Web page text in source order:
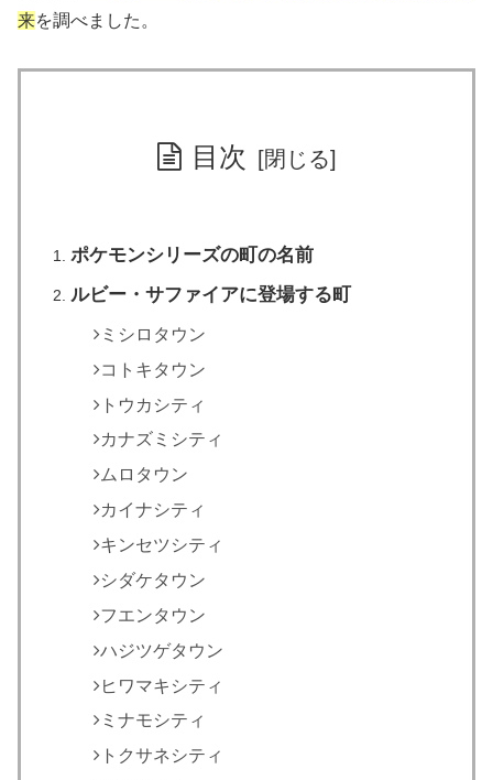
来を調べました。
目次
ポケモンシリーズの町の名前
ルビー・サファイアに登場する町
ミシロタウン
コトキタウン
トウカシティ
カナズミシティ
ムロタウン
カイナシティ
キンセツシティ
シダケタウン
フエンタウン
ハジツゲタウン
ヒワマキシティ
ミナモシティ
トクサネシティ